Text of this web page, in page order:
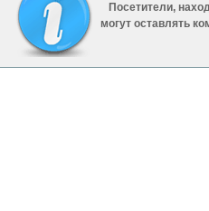
Посетители,
могут оставлять